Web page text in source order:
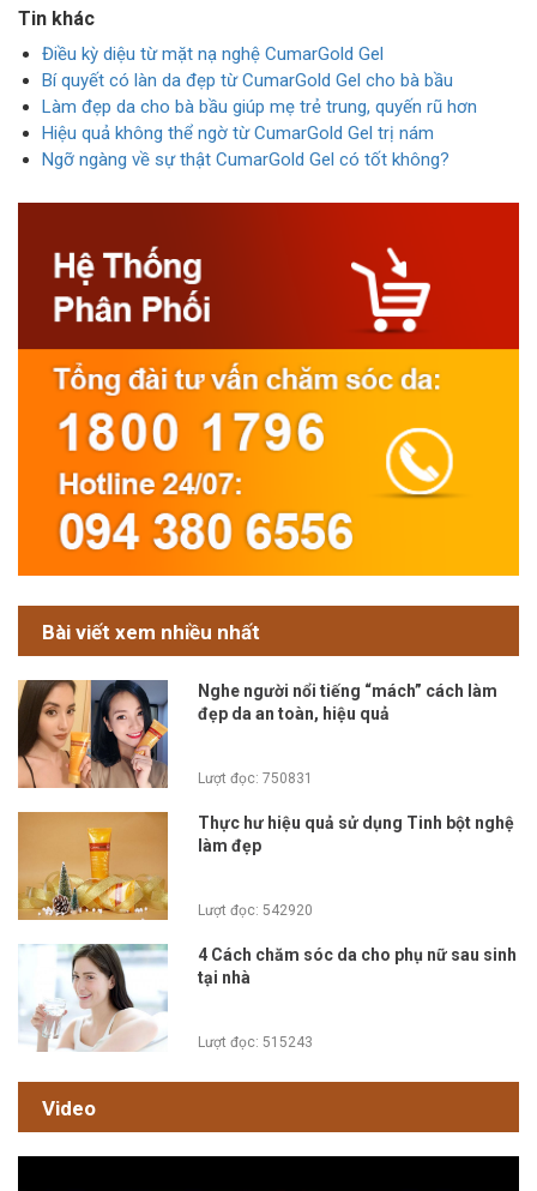
Tin khác
Điều kỳ diệu từ mặt nạ nghệ CumarGold Gel
Bí quyết có làn da đẹp từ CumarGold Gel cho bà bầu
Làm đẹp da cho bà bầu giúp mẹ trẻ trung, quyến rũ hơn
Hiệu quả không thể ngờ từ CumarGold Gel trị nám
Ngỡ ngàng về sự thật CumarGold Gel có tốt không?
Bài viết xem nhiều nhất
Nghe người nổi tiếng “mách” cách làm
đẹp da an toàn, hiệu quả
Lượt đọc: 750831
Thực hư hiệu quả sử dụng Tinh bột nghệ
làm đẹp
Lượt đọc: 542920
4 Cách chăm sóc da cho phụ nữ sau sinh
tại nhà
Lượt đọc: 515243
Video